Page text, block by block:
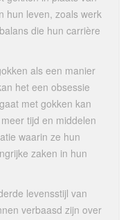
hun leven, zoals werk
die hun carrière
als een manier
het een obsessie
met gokken kan
tijd en middelen
waarin ze hun
zaken in hun
levensstijl van
verbaasd zijn over